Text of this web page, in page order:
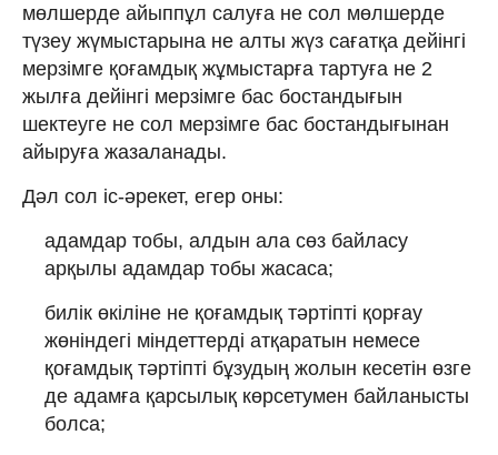
мөлшерде айыппұл салуға не сол мөлшерде
түзеу жүмыстарына не алты жүз сағатқа дейінгі
мерзімге қоғамдық жұмыстарға тартуға не 2
жылға дейінгі мерзімге бас бостандығын
шектеуге не сол мерзімге бас бостандығынан
айыруға жазаланады.
Дәл сол іс-әрекет, егер оны:
адамдар тобы, алдын ала сөз байласу
арқылы адамдар тобы жасаса;
билік өкiлiне не қоғамдық тәртiптi қорғау
жөнiндегi мiндеттердi атқаратын немесе
қоғамдық тәртiптi бұзудың жолын кесетін өзге
де адамға қарсылық көрсетумен байланысты
болса;